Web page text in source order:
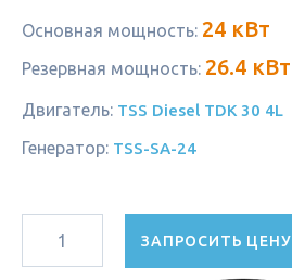
Основная мощность: 24 кВт
Резервная мощность: 26.4 кВт
Двигатель: TSS Diesel TDК 30 4L
Генератор: TSS-SA-24
ЗАПРОСИТЬ ЦЕНУ